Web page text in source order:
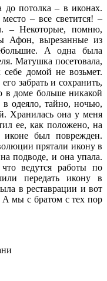
потолка – в иконах.
– все светится! –
– Некоторые, помню,
Афон, вырезанные из
А одна была
Матушка посетовала,
домой не возьмет.
забрать и сохранить,
в доме больше никакой
одеяло, тайно, ночью,
Хранилась она у меня
ее, как положено, на
был поврежден.
прятали икону в
подводе, и она упала.
ведутся работы по
передать икону в
в реставрации и вот
А мы с братом с тех пор